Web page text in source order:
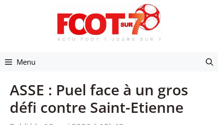
Menu
ASSE : Puel face à un gros
défi contre Saint-Etienne